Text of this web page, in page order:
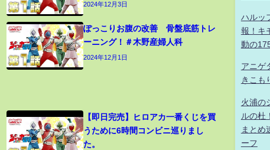
2024年12月3日
ぽっこりお腹の改善 骨盤底筋トレ
ーニング！＃木野産婦人科
2024年12月1日
【即日完売】ヒロアカ一番くじを買
うために6時間コンビニ巡りまし
た。
ハルッ
報！キ
動の
アニゲ
きこも
火浦の
ルの杜
まとめ
ーフ